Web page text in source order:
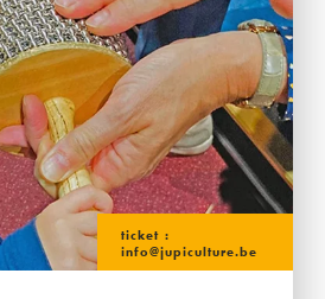
ticket :
info@jupiculture.be